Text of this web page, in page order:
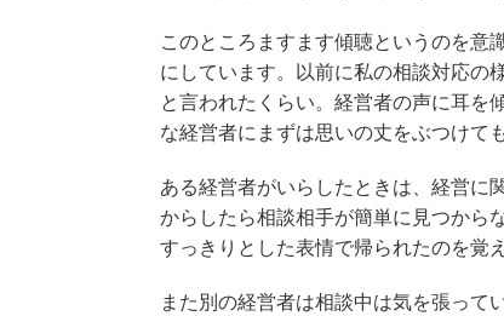
このところますます傾聴というのを意
にしています。以前に私の相談対応の
と言われたくらい。経営者の声に耳を
な経営者にまずは思いの丈をぶつけて
ある経営者がいらしたときは、経営に
からしたら相談相手が簡単に見つから
すっきりとした表情で帰られたのを覚
また別の経営者は相談中は気を張って